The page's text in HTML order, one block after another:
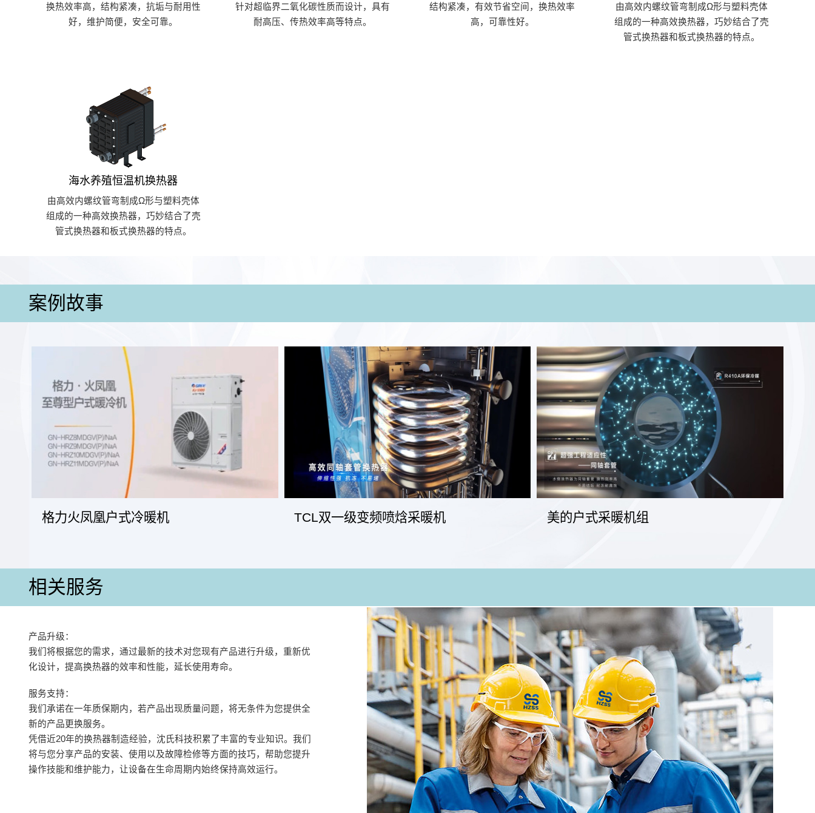
换热效率高，结构紧凑，抗垢与耐用性
好，维护简便，安全可靠。
针对超临界二氧化碳性质而设计，具有
耐高压、传热效率高等特点。
结构紧凑，有效节省空间，换热效率
高，可靠性好。
由高效内螺纹管弯制成Ω形与塑料壳体
组成的一种高效换热器，巧妙结合了壳
管式换热器和板式换热器的特点。
海水养殖恒温机换热器
由高效内螺纹管弯制成Ω形与塑料壳体
组成的一种高效换热器，巧妙结合了壳
管式换热器和板式换热器的特点。
案例故事
格力火凤凰户式冷暖机 TCL双一级变频喷焓采暖机 美的户式采暖机组
相关服务
产品升级：
我们将根据您的需求，通过最新的技术对您现有产品进行升级，重新优
化设计，提高换热器的效率和性能，延长使用寿命。
服务支持：
我们承诺在一年质保期内，若产品出现质量问题，将无条件为您提供全
新的产品更换服务。
凭借近20年的换热器制造经验，沈氏科技积累了丰富的专业知识。我们
将与您分享产品的安装、使用以及故障检修等方面的技巧，帮助您提升
操作技能和维护能力，让设备在生命周期内始终保持高效运行。